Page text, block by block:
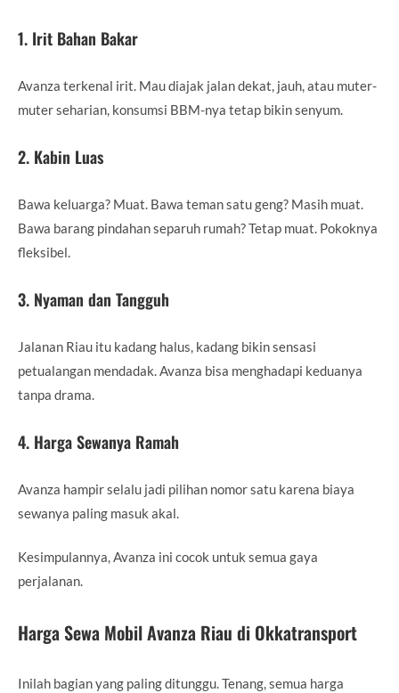
1. Irit Bahan Bakar
Avanza terkenal irit. Mau diajak jalan dekat, jauh, atau muter-
muter seharian, konsumsi BBM-nya tetap bikin senyum.
2. Kabin Luas
Bawa keluarga? Muat. Bawa teman satu geng? Masih muat.
Bawa barang pindahan separuh rumah? Tetap muat. Pokoknya
fleksibel.
3. Nyaman dan Tangguh
Jalanan Riau itu kadang halus, kadang bikin sensasi
petualangan mendadak. Avanza bisa menghadapi keduanya
tanpa drama.
4. Harga Sewanya Ramah
Avanza hampir selalu jadi pilihan nomor satu karena biaya
sewanya paling masuk akal.
Kesimpulannya, Avanza ini cocok untuk semua gaya
perjalanan.
Harga Sewa Mobil Avanza Riau di Okkatransport
Inilah bagian yang paling ditunggu. Tenang, semua harga